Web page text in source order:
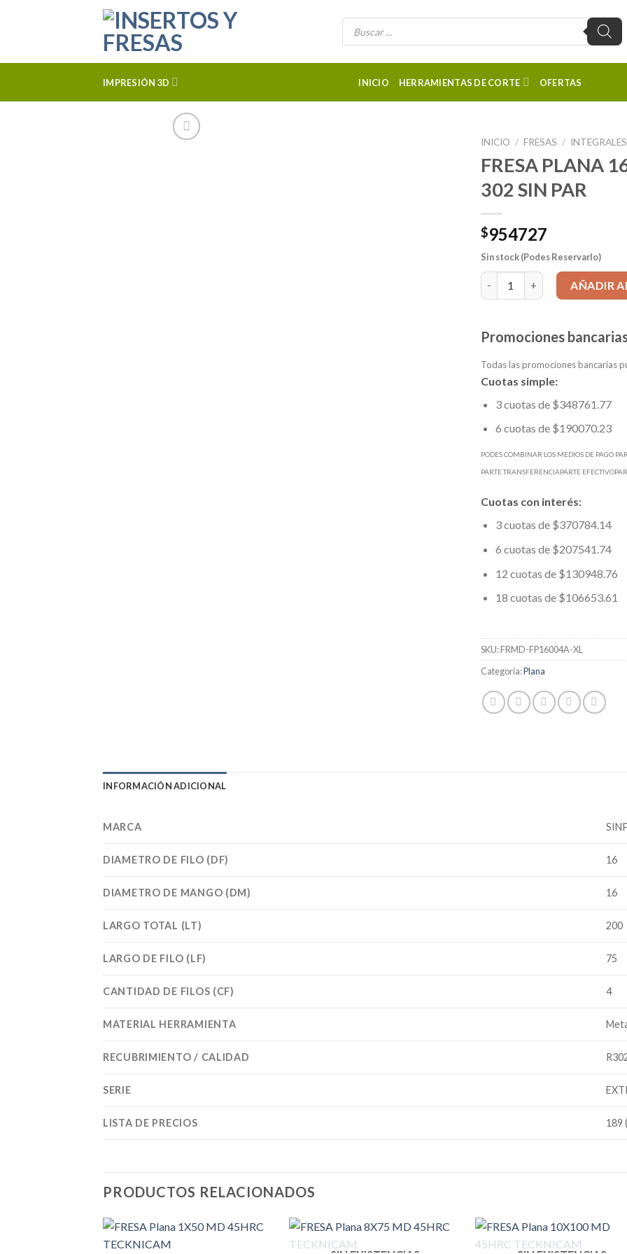
Búsqueda
IMPRESIÓN 3D INICIO HERRAMIENTAS DE CORTE OFERTAS
INICIO / FRESAS / INTEGRALES
FRESA PLANA
302 SIN PAR
$954727
Sin stock (Podes Reservarlo)
FRESA PLANA 16x200mm, 4
AÑADIR
Promociones
Todas las promociones bancarias
Cuotas simple:
3 cuotas de $348761.77
6 cuotas de $190070.23
PODES COMBINAR LOS MEDIOS DE PAGO
PARTE TRANSFERENCIAPARTE
Cuotas con interés:
3 cuotas de $370784.14
6 cuotas de $207541.74
12 cuotas de $130948.76
18 cuotas de $106653.61
SKU:FRMD-FP16004A-XL
Categoría:Plana
INFORMACIÓN ADICIONAL
MARCA
DIAMETRO DE FILO (DF) 16
DIAMETRO DE MANGO (DM) 16
LARGO TOTAL (LT) 200
LARGO DE FILO (LF) 75
CANTIDAD DE FILOS (CF) 4
MATERIAL HERRAMIENTA
RECUBRIMIENTO / CALIDAD
SERIE
LISTA DE PRECIOS 189
PRODUCTOS RELACIONADOS